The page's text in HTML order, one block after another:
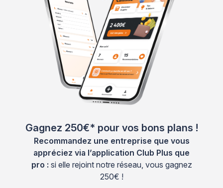
Gagnez 250€* pour vos bons plans !
Recommandez une entreprise que vous
appréciez via l’application Club Plus que
pro : si elle rejoint notre réseau, vous gagnez
250€ !